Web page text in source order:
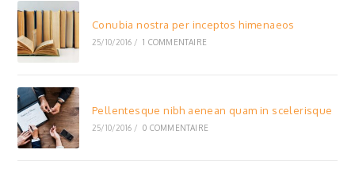
Conubia nostra per inceptos himenaeos
25/10/2016 / 1 COMMENTAIRE
Pellentesque nibh aenean quam in scelerisque
25/10/2016 / 0 COMMENTAIRE